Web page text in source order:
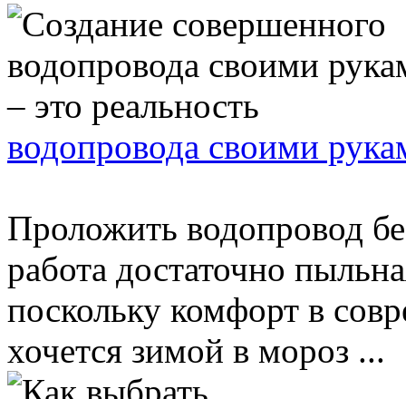
водопровода своими
Проложить водопровод
работа достаточно
поскольку комфорт в
хочется зимой в мороз ...